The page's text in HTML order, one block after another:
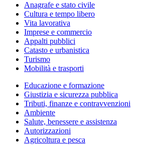
Anagrafe e stato civile
Cultura e tempo libero
Vita lavorativa
Imprese e commercio
Appalti pubblici
Catasto e urbanistica
Turismo
Mobilità e trasporti
Educazione e formazione
Giustizia e sicurezza pubblica
Tributi, finanze e contravvenzioni
Ambiente
Salute, benessere e assistenza
Autorizzazioni
Agricoltura e pesca